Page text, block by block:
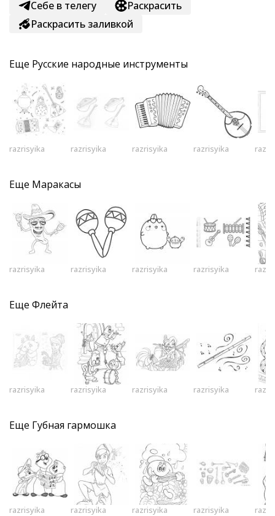
Себе в телегу
Раскрасить
Раскрасить заливкой
Еще Русские народные инструменты
razrisyika razrisyika razrisyika razrisyika
Еще Маракасы
razrisyika razrisyika razrisyika razrisyika
Еще Флейта
razrisyika razrisyika razrisyika razrisyika
Еще Губная гармошка
razrisyika razrisyika razrisyika razrisyika